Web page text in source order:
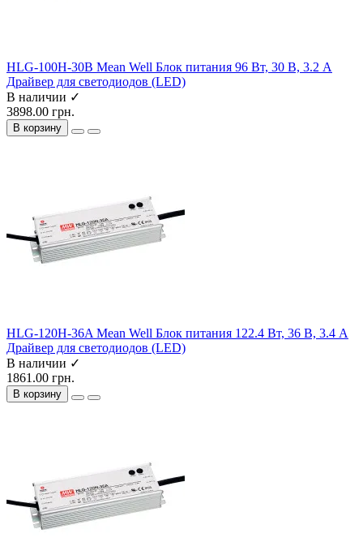
HLG-100H-30B Mean Well Блок питания 96 Вт, 30 В, 3.2 А
Драйвер для светодиодов (LED)
В наличии ✓
3898.00 грн.
В корзину
HLG-120H-36A Mean Well Блок питания 122.4 Вт, 36 В, 3.4 А
Драйвер для светодиодов (LED)
В наличии ✓
1861.00 грн.
В корзину